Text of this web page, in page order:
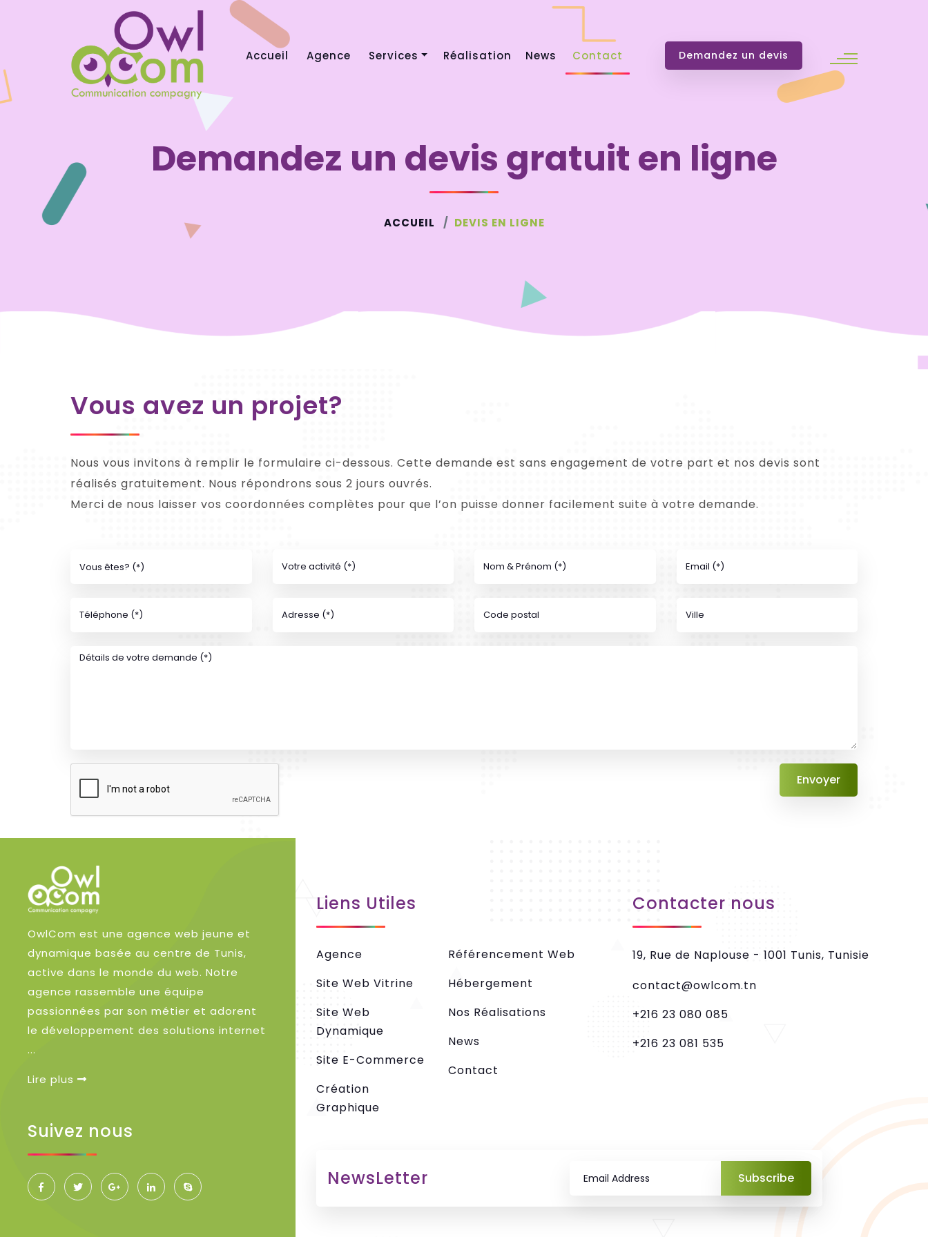
Accueil Agence Services
Community Management
Maintenance site web
Référencement web
Réalisation News Contact Demandez un devis
Demandez un devis gratuit en ligne
ACCUEIL DEVIS EN LIGNE
Vous avez un projet?
Nous vous invitons à remplir le formulaire ci-dessous. Cette demande est sans engagement de votre part et nos devis sont
réalisés gratuitement. Nous répondrons sous 2 jours ouvrés.
Merci de nous laisser vos coordonnées complètes pour que l’on puisse donner facilement suite à votre demande.
OwlCom est une agence web jeune et
dynamique basée au centre de Tunis,
active dans le monde du web. Notre
agence rassemble une équipe
passionnées par son métier et adorent
le développement des solutions internet
...
Lire plus
Suivez nous
Liens Utiles
Agence
Site Web Vitrine
Site Web
Dynamique
Site E-Commerce
Création
Graphique
Référencement Web
Hébergement
Nos Réalisations
News
Contact
Contacter nous
19, Rue de Naplouse - 1001 Tunis, Tunisie
contact@owlcom.tn
+216 23 080 085
+216 23 081 535
NewsLetter